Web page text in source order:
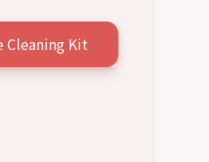
Cleaning Kit